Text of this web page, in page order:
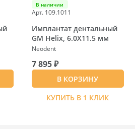
В наличии
Арт. 109.1011
Имплантат дентальный
GM Helix, 6.0X11.5 мм
Neodent
7 895 ₽
В КОРЗИНУ
КУПИТЬ В 1 КЛИК